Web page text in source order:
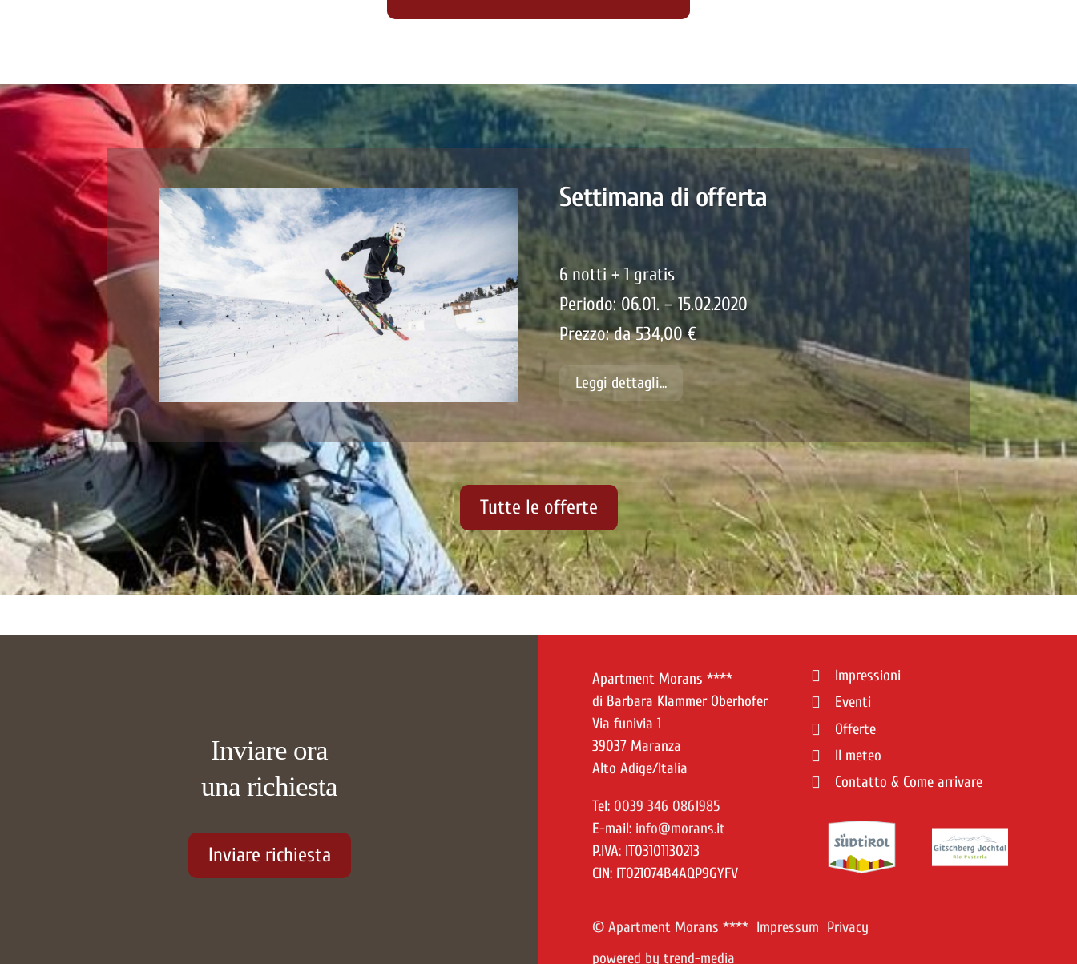
Settimana di offerta
6 notti + 1 gratis
Periodo: 06.01. – 15.02.2020
Prezzo: da 534,00 €
Leggi dettagli...
Tutte le offerte
Inviare ora
una richiesta
Inviare richiesta
Apartment Morans ****
di Barbara Klammer Oberhofer
Via funivia 1
39037 Maranza
Alto Adige/Italia
Tel: 0039 346 0861985
E-mail: info@morans.it
P.IVA: IT03101130213
CIN: IT021074B4AQP9GYFV
Impressioni
Eventi
Offerte
Il meteo
Contatto & Come arrivare
© Apartment Morans **** Impressum Privacy
powered by trend-media